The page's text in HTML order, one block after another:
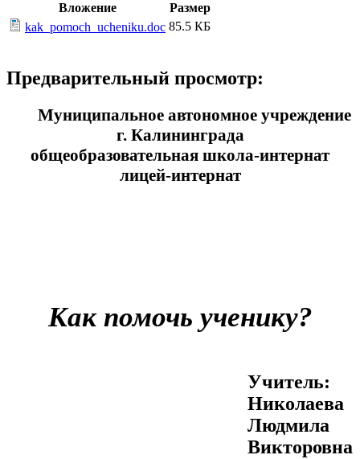
Вложение
Размер
kak_pomoch_ucheniku.doc 85.5 КБ
Предварительный просмотр:
Муниципальное автономное учреждение
г. Калининграда
общеобразовательная школа-интернат
лицей-интернат
Как помочь ученику?
Учитель:
Николаева
Людмила
Викторовна